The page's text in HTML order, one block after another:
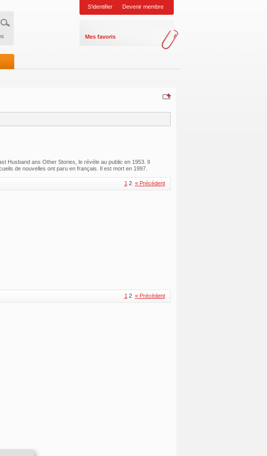
S'identifier Devenir membre
Mes favoris
Husband ans Other Stories, le révèle au public en 1953. Il
de nouvelles ont paru en français. Il est mort en 1997.
1 2 « Précédent
1 2 « Précédent